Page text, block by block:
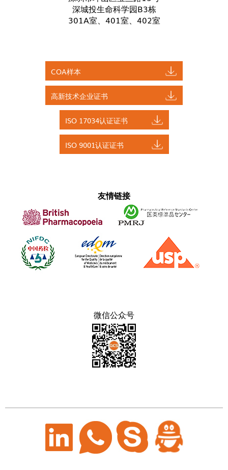
深城投生命科学园B3栋
301A室、401室、402室
COA样本
高新技术企业证书
ISO 17034认证证书
ISO 9001认证证书
友情链接
微信公众号